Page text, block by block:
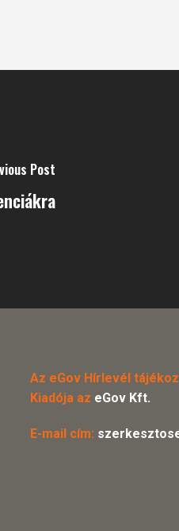
Post
Az eGov Hírlevél
Kiadója az eGov Kft.
E-mail cím: